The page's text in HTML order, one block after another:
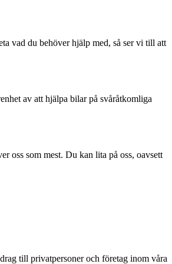
vad du behöver hjälp med, så ser vi till att
av att hjälpa bilar på svåråtkomliga
oss som mest. Du kan lita på oss, oavsett
till privatpersoner och företag inom våra